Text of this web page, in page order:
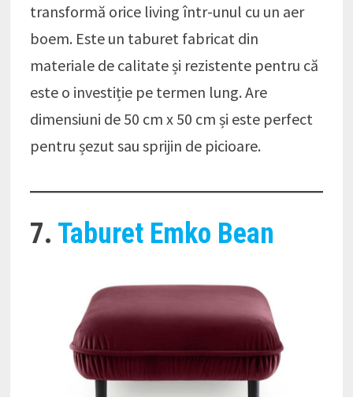
transformă orice living într-unul cu un aer
boem. Este un taburet fabricat din
materiale de calitate și rezistente pentru că
este o investiție pe termen lung. Are
dimensiuni de 50 cm x 50 cm și este perfect
pentru șezut sau sprijin de picioare.
7. Taburet Emko Bean